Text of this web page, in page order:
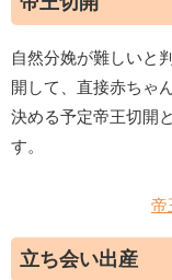
自然分娩が難しいと
開して、直接赤ちゃ
決める予定帝王切開
す。
帝
立ち会い出産